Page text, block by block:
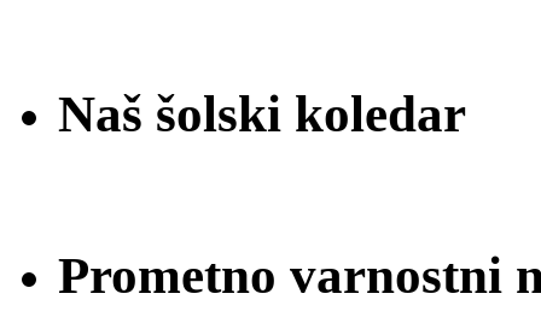
Naš šolski koledar
Prometno varnostni